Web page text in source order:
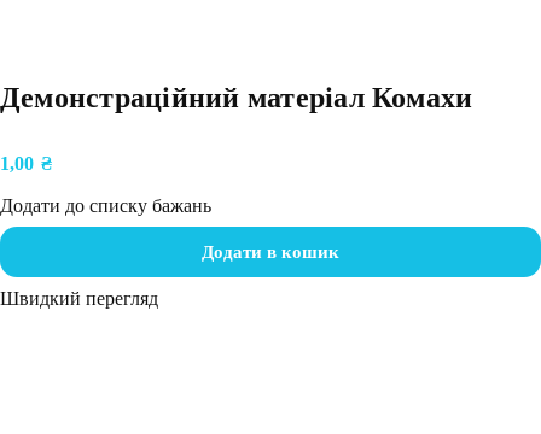
Демонстраційний матеріал Комахи
1,00 ₴
Додати до списку бажань
Додати в кошик
Швидкий перегляд